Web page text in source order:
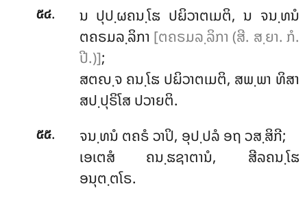
໕໔.
ນ ປຸປ຺ຜຄນ຺ໂຘ ປຏິວາຕເມຕິ, ນ ຈນ຺ທນໍ
ຕຄຣມລ຺ລິກາ [ຕຄຣມລ຺ລິກາ (ສີ. ສ຺ຍາ. ກໍ.
ປີ.)];
ສຕຎ຺ຈ ຄນ຺ໂຘ ປຏິວາຕເມຕິ, ສພ຺ພາ ທິສາ
ສປ຺ປຸຣິໂສ ປວາຍຕິ.
໕໕.
ຈນ຺ທນໍ ຕຄຣໍ ວາປິ, ອຸປ຺ປລໍ ອຖ ວສ຺ສິກີ;
ເອເຕສໍ ຄນ຺ຘຊາຕານໍ, ສີລຄນ຺ໂຘ
ອນຸຕ຺ຕໂຣ.